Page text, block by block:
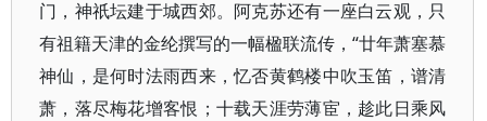
门，神祇坛建于城西郊。阿克苏还有一座白云观，只
有祖籍天津的金纶撰写的一幅楹联流传，“廿年萧塞慕
神仙，是何时法雨西来，忆否黄鹤楼中吹玉笛，谱清
萧，落尽梅花增客恨；十载天涯劳薄宦，趁此日乘风